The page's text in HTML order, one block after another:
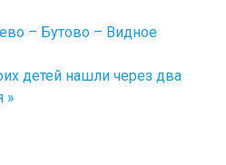
– Бутово – Видное
детей нашли через два
»